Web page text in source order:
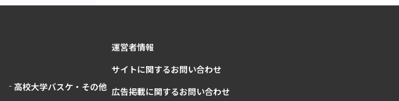
高校大学バスケ・その他
運営者情報
サイトに関するお問い合わせ
広告掲載に関するお問い合わせ